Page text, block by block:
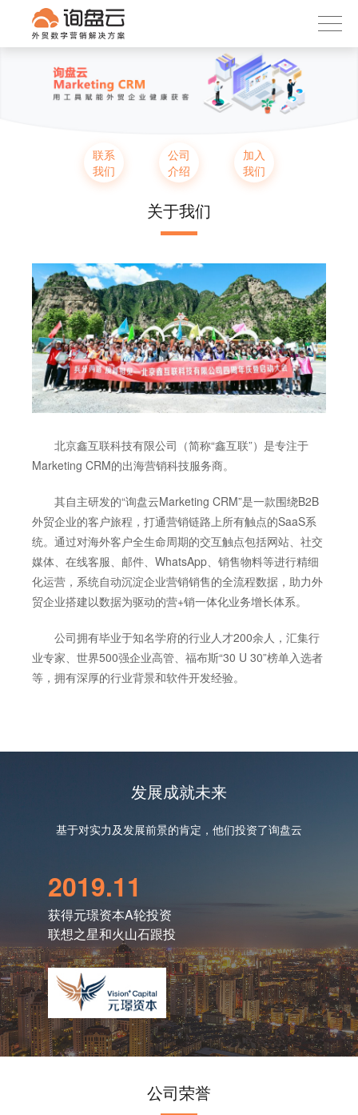
首页
产品服务
关于我们
联系
我们
公司
介绍
加入
我们
关于我们
北京鑫互联科技有限公司（简称“鑫互联”）是专注于
Marketing CRM的出海营销科技服务商。
其自主研发的“询盘云Marketing CRM”是一款围绕B2B
外贸企业的客户旅程，打通营销链路上所有触点的SaaS系
统。通过对海外客户全生命周期的交互触点包括网站、社交
媒体、在线客服、邮件、WhatsApp、销售物料等进行精细
化运营，系统自动沉淀企业营销销售的全流程数据，助力外
贸企业搭建以数据为驱动的营+销一体化业务增长体系。
公司拥有毕业于知名学府的行业人才200余人，汇集行
业专家、世界500强企业高管、福布斯“30 U 30”榜单入选者
等，拥有深厚的行业背景和软件开发经验。
发展成就未来
基于对实力及发展前景的肯定，他们投资了询盘云
2019.11
获得元璟资本A轮投资
联想之星和火山石跟投
获得
公司荣誉
2019年12月，「ToB行业头条」发布了2019年「ToB
行业影响力榜」，询盘云入选【ToB行业影响力·产品
价值榜】。
荣膺【年度最佳外贸营销SaaS产品】
2020年8月，SaaS领域的权威盛会“（第五届）中国
SaaS应用大会”在上海落下帷幕，询盘云在“云领
奖”的评选中上荣获【年度最佳外贸营销SaaS】称
号，这是继2019年之后，询盘云第二次获奖。
荣登【2020年中国最受分析师关注新经济 独角兽企业TOP100榜单】
2020年10月，询盘云荣登《2020年中国最受分析师
下载APP